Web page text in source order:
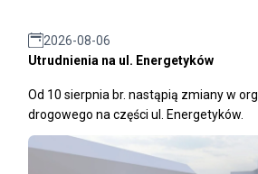
2026-08-06
Utrudnienia na ul. Energetyków
Od 10 sierpnia br. nastąpią zmiany w
drogowego na części ul. Energetyków.